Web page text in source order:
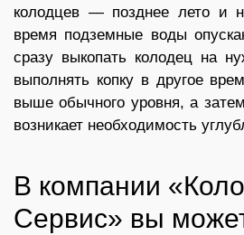
колодцев — позднее лето и
время подземные воды
сразу выкопать колодец на
выполнять копку в другое
выше обычного уровня, а
возникает необходимость
В компании
Сервис» вы